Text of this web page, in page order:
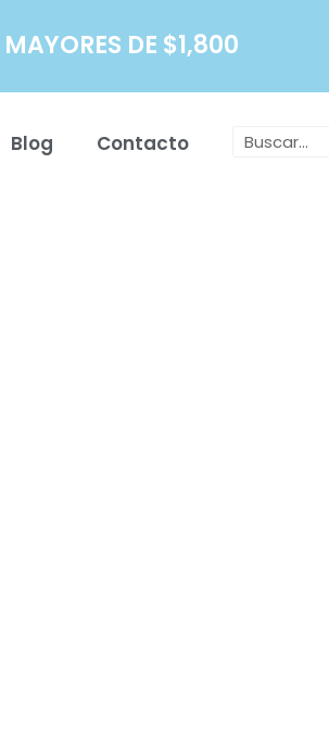
DE $1,800
Blog Contacto